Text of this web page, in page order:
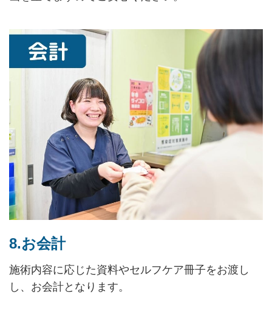
8.お会計
施術内容に応じた資料やセルフケア冊子をお渡し
し、お会計となります。